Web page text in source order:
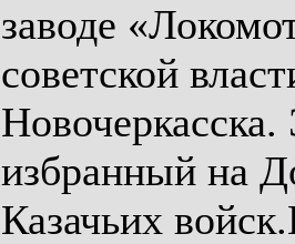
заводе
советской
избранный на
Казачьих